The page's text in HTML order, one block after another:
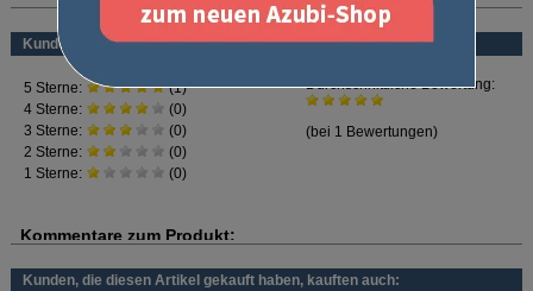
Seeschifffahrt
Zoll und Außenhandel
Dieser Prüfungstrainer bietet dir das perfekte Trainingsprogramm zur
Vorbereitung auf die schriftliche Abschlussprüfung im Prüfungsfach
"Kaufmännische Steuerung und Kontrolle".
Dieses Prüfungsfach ist füralle
gewählten Verkehrsträgern.
Im Lösungsteil findest du die ausführlich erklärten Lösungen.
Inhalt:
Kundenbewertung
Kunden, die diesen Artikel gekauft haben, kauften auch: